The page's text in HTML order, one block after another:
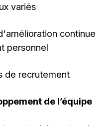
variés
continue
personnel
de recrutement
de l’équipe